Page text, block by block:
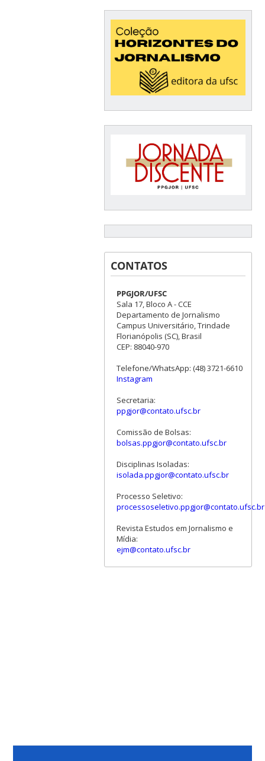
CONTATOS
PPGJOR/UFSC
Sala 17, Bloco A - CCE
Departamento de Jornalismo
Campus Universitário, Trindade
Florianópolis (SC), Brasil
CEP: 88040-970
Telefone/WhatsApp: (48) 3721-6610
Instagram
Secretaria:
ppgjor@contato.ufsc.br
Comissão de Bolsas:
bolsas.ppgjor@contato.ufsc.br
Disciplinas Isoladas:
isolada.ppgjor@contato.ufsc.br
Processo Seletivo:
processoseletivo.ppgjor@contato.ufsc.br
Revista Estudos em Jornalismo e
Mídia:
ejm@contato.ufsc.br